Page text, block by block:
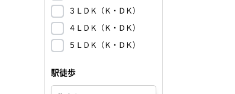
３ＬＤＫ（Ｋ・ＤＫ）
４ＬＤＫ（Ｋ・ＤＫ）
５ＬＤＫ（Ｋ・ＤＫ）
駅徒歩